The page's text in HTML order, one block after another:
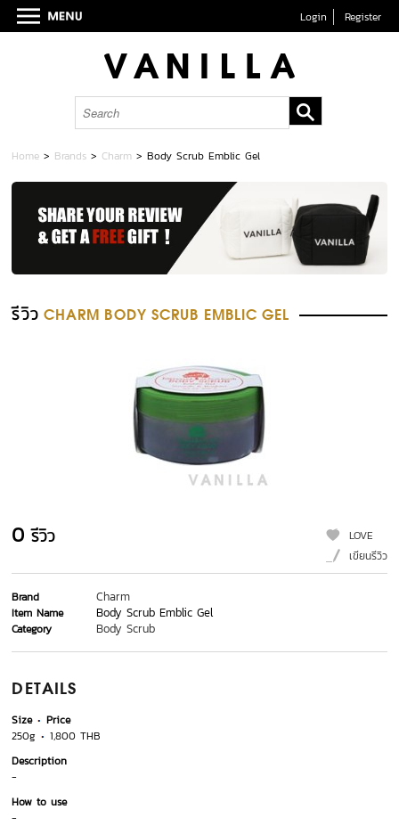
Login Register
Home > Brands > Charm >Body Scrub Emblic Gel
รีวิว CHARM BODY SCRUB EMBLIC GEL
0 รีวิว
LOVE
เขียนรีวิว
Brand Charm
Item Name Body Scrub Emblic Gel
Category Body Scrub
DETAILS
Size
Price
250g
1,800 THB
Description
-
How to use
-